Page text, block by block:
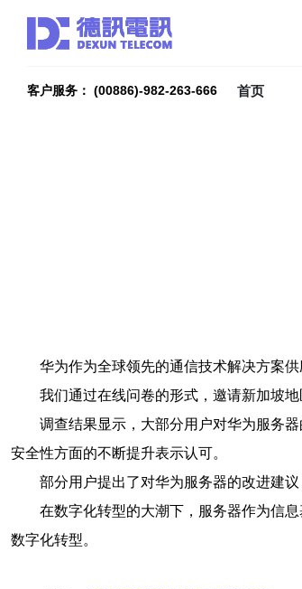
客户服务： (00886)-982-263-666 首页
华为作为全球领先的通信技术解决方案
我们通过在线问卷的形式，邀请新加坡
调查结果显示，大部分用户对华为服务
安全性方面的不断提升表示认可。
部分用户提出了对华为服务器的改进建
在数字化转型的大潮下，服务器作为信
数字化转型。